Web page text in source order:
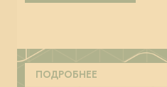
ПОДРОБНЕЕ